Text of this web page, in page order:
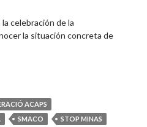
celebración de la
la situación concreta de
ACAPS
SMACO
STOP MINAS